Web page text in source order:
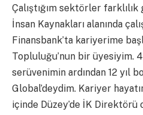
Çalıştığım sektörler
İnsan Kaynakları alanında
Finansbank’ta kariyerime
Topluluğu’nun bir üyesiyim.
serüvenimin ardından 12 yıl
Global’deydim. Kariyer
içinde Düzey’de İK Direktörü